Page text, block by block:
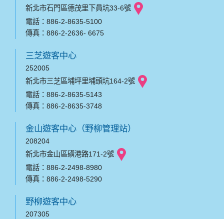
新北市石門區德茂里下員坑33-6號
電話：886-2-8635-5100
傳真：886-2-2636- 6675
三芝遊客中心
252005
新北市三芝區埔坪里埔頭坑164-2號
電話：886-2-8635-5143
傳真：886-2-8635-3748
金山遊客中心（野柳管理站）
208204
新北市金山區磺港路171-2號
電話：886-2-2498-8980
傳真：886-2-2498-5290
野柳遊客中心
207305